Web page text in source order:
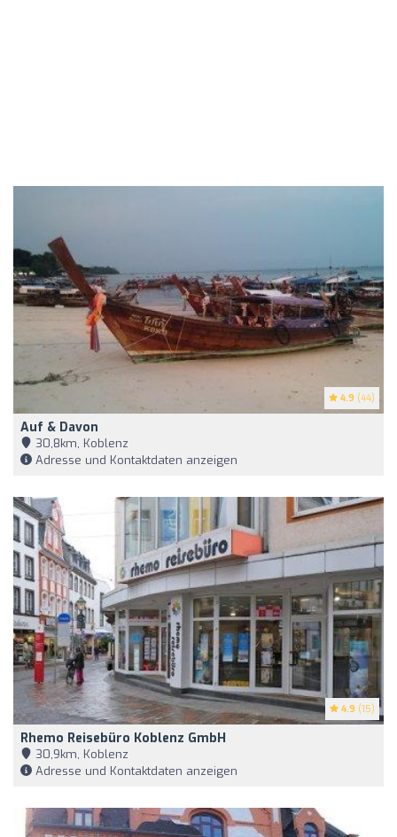
4.9 (44)
Auf & Davon
30,8km, Koblenz
Adresse und Kontaktdaten anzeigen
4.9 (15)
Rhemo Reisebüro Koblenz GmbH
30,9km, Koblenz
Adresse und Kontaktdaten anzeigen